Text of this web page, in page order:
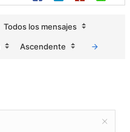
Todos los mensajes
Ascendente